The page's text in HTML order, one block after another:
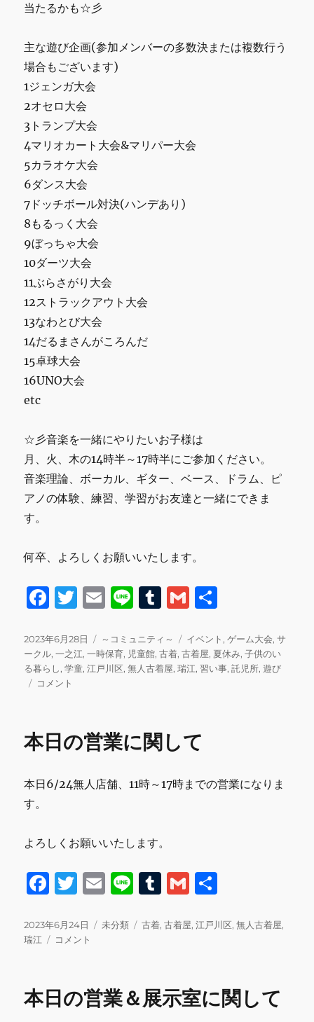
当たるかも☆彡
主な遊び企画(参加メンバーの多数決または複数行う
場合もございます)
1ジェンガ大会
2オセロ大会
3トランプ大会
4マリオカート大会&マリパー大会
5カラオケ大会
6ダンス大会
7ドッチボール対決(ハンデあり)
8もるっく大会
9ぼっちゃ大会
10ダーツ大会
11ぶらさがり大会
12ストラックアウト大会
13なわとび大会
14だるまさんがころんだ
15卓球大会
16UNO大会
etc
☆彡音楽を一緒にやりたいお子様は
月、火、木の14時半～17時半にご参加ください。
音楽理論、ボーカル、ギター、ベース、ドラム、ピ
アノの体験、練習、学習がお友達と一緒にできま
す。
何卒、よろしくお願いいたします。
F
c
e
b
o
k
T
it
te
E
ai
l
Li
e
T
m
bl
G
ai
l
投
稿
日:
2023年6月28日
カ
テ
ゴ
～コミュニティ～
タ
グ
イベント ,ゲーム大会,サ
ークル,一之江,一時保育, 児童館,古着,古着屋, 夏休み,子供のい
る暮らし,学童,江戸川区,無人古着屋,瑞江, 習い事,託児所,遊び
7
の
ジ
の
知
ら
コメント
本日の営業に関して
本日6/24無人店舗、11時～17時までの営業になりま
す。
よろしくお願いいたします。
F
c
e
o
T
it
te
E
ai
Li
e
T
m
G
ai
投
稿
2023年6月24日
カ
未分類
タ
古着,古着屋,江戸川区,無人古着屋,
瑞江
本
業
コメント
本日の営業＆展示室に関して